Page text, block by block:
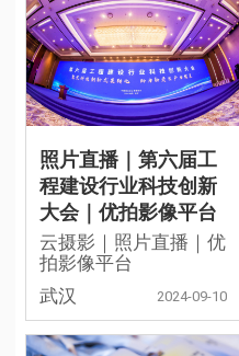
照片直播｜第六届工
程建设行业科技创新
大会｜优拍影像平台
云摄影｜照片直播｜优
拍影像平台
武汉
2024-09-10